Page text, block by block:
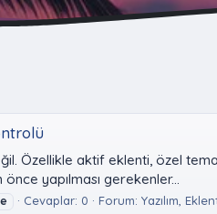
Özellikle aktif eklenti, özel
yapılması gerekenler...
Cevaplar: 0 Forum:Yazılım,